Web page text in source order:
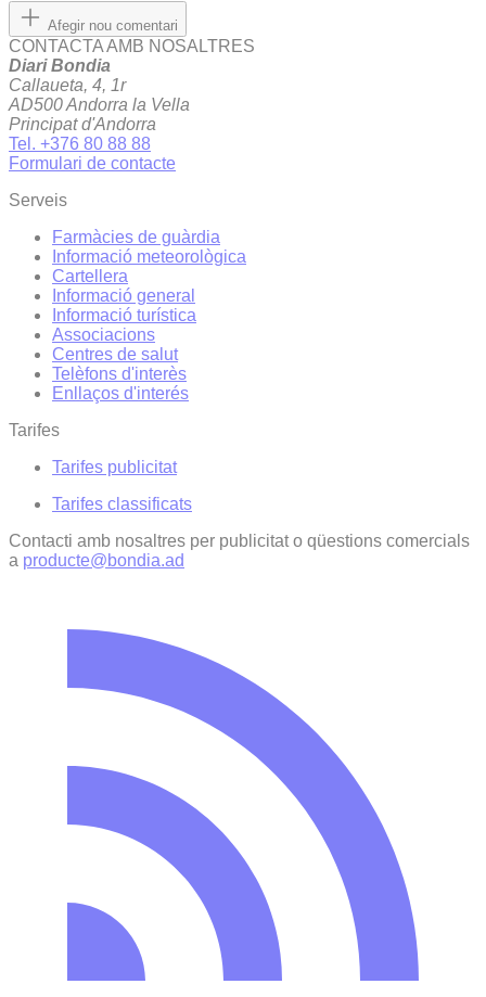
Afegir nou comentari
CONTACTA AMB NOSALTRES
Diari Bondia
Callaueta, 4, 1r
AD500 Andorra la Vella
Principat d'Andorra
Tel. +376 80 88 88
Formulari de contacte
Serveis
Farmàcies de guàrdia
Informació meteorològica
Cartellera
Informació general
Informació turística
Associacions
Centres de salut
Telèfons d'interès
Enllaços d'interés
Tarifes
Tarifes publicitat
Tarifes classificats
Contacti amb nosaltres per publicitat o qüestions comercials
a producte@bondia.ad